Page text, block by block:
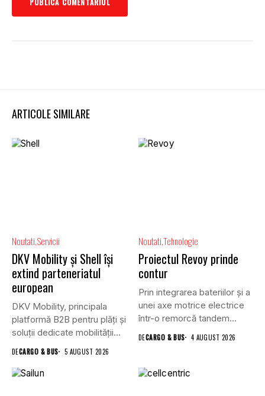
ARTICOLE SIMILARE
Noutati Servicii
DKV Mobility și Shell își
extind parteneriatul
european
DKV Mobility, principala
platformă B2B pentru plăți și
soluții dedicate mobilității
DECARGO & BUS 5 AUGUST 2026
NoutatiTehnologie
Proiectul Revoy prinde
contur
Prin integrarea bateriilor și a
unei axe motrice electrice
într-o remorcă tandem...
DECARGO & BUS 4 AUGUST 2026